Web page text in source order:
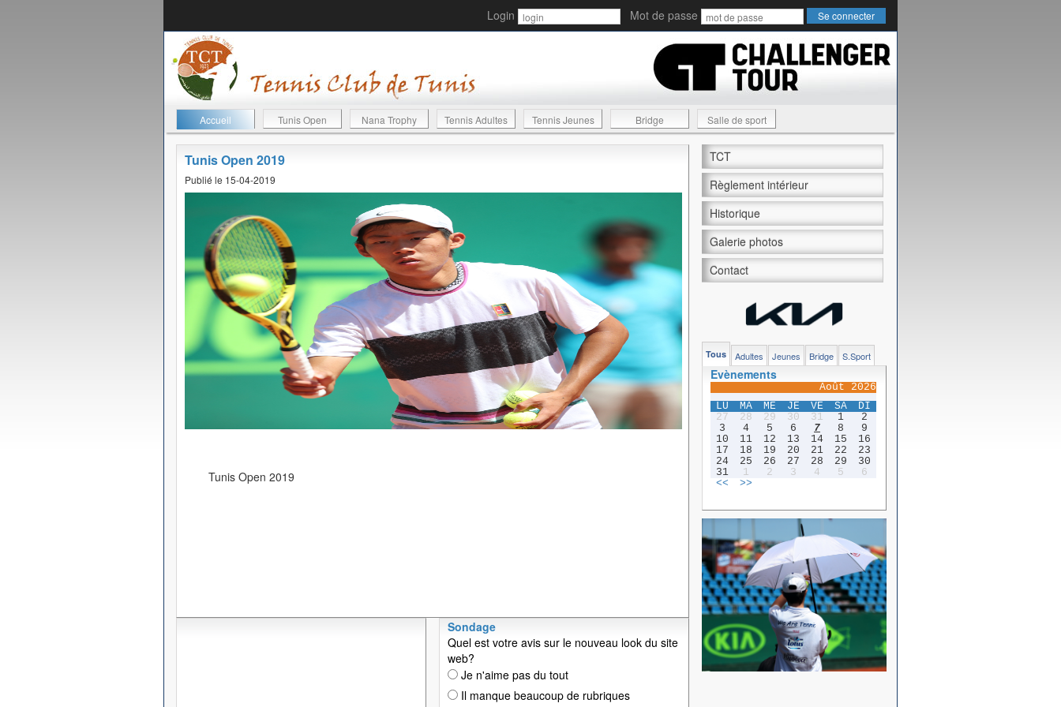
Login Mot de passe
Accueil Tunis Open Nana Trophy Tennis Adultes Tennis Jeunes Bridge Salle de sport
Tunis Open 2019
Publié le 15-04-2019
Tunis Open 2019
Sondage
Quel est votre avis sur le nouveau look du site
web?
Je n'aime pas du tout
Il manque beaucoup de rubriques
TCT
Règlement intérieur
Historique
Galerie photos
Contact
Tous Adultes Jeunes Bridge S.Sport
Evènements
Août 2026
LU
MA ME JE VE SA
DI
27
28 29 30 31 1
2
3
4 5 6 7 8
9
10
11 12 13 14 15
16
17
18 19 20 21 22
23
24
25 26 27 28 29
30
31
1 2 3 4 5
6
<<
>>